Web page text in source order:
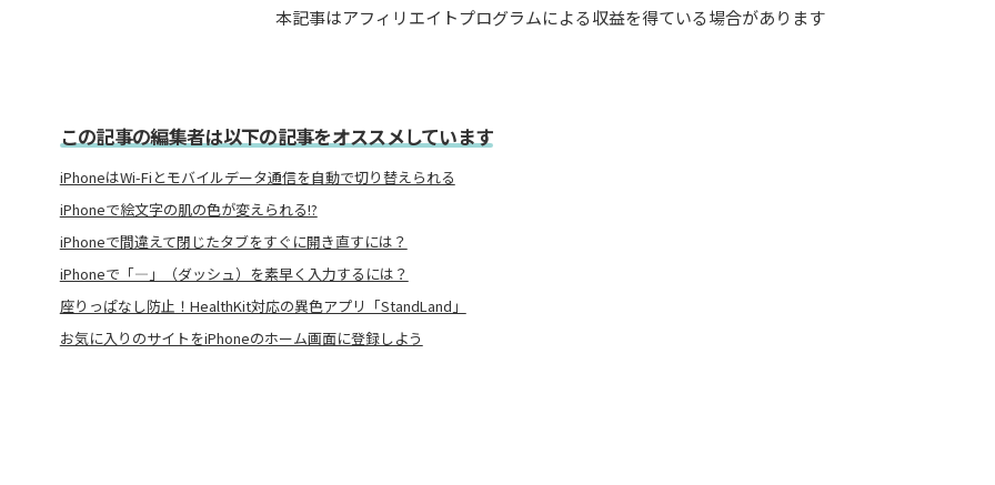
本記事はアフィリエイトプログラムによる収益を得ている場合があります
この記事の編集者は以下の記事をオススメしています
iPhoneはWi-Fiとモバイルデータ通信を自動で切り替えられる
iPhoneで絵文字の肌の色が変えられる!?
iPhoneで間違えて閉じたタブをすぐに開き直すには？
iPhoneで「—」（ダッシュ）を素早く入力するには？
座りっぱなし防止！HealthKit対応の異色アプリ「StandLand」
お気に入りのサイトをiPhoneのホーム画面に登録しよう